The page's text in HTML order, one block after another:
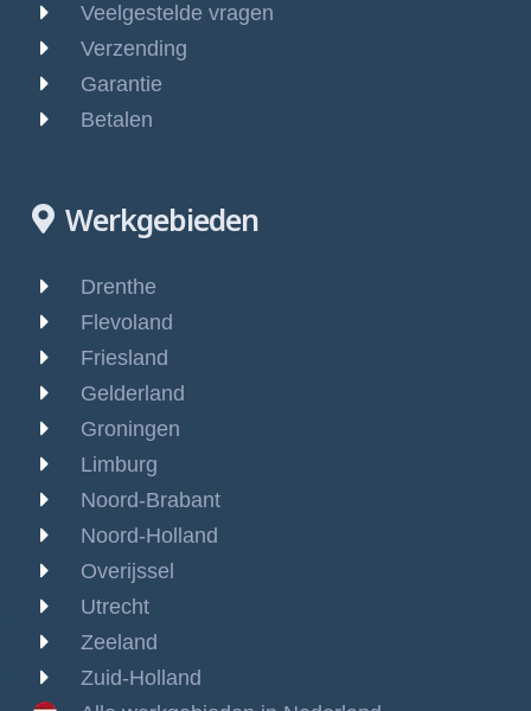
Veelgestelde vragen
Verzending
Garantie
Betalen
Werkgebieden
Drenthe
Flevoland
Friesland
Gelderland
Groningen
Limburg
Noord-Brabant
Noord-Holland
Overijssel
Utrecht
Zeeland
Zuid-Holland